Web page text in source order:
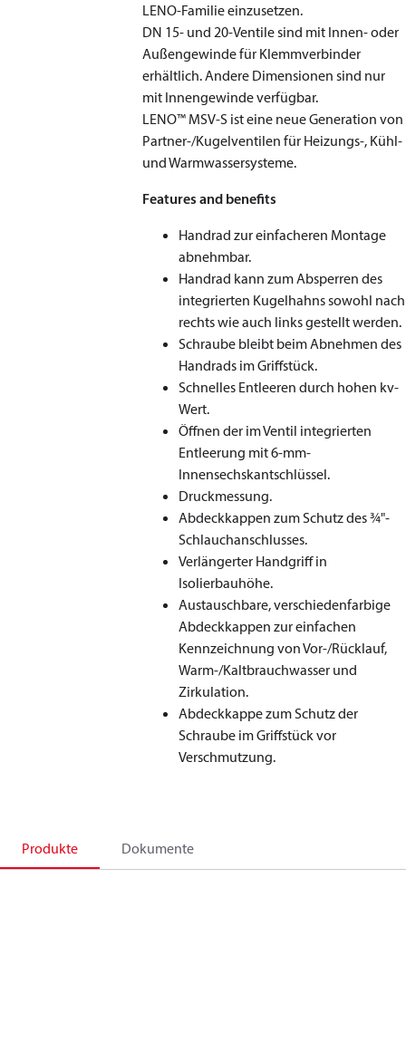
LENO-Familie einzusetzen.
DN 15- und 20-Ventile sind mit Innen- oder
Außengewinde für Klemmverbinder
erhältlich. Andere Dimensionen sind nur
mit Innengewinde verfügbar.
LENO™ MSV-S ist eine neue Generation von
Partner-/Kugelventilen für Heizungs-, Kühl-
und Warmwassersysteme.
Features and benefits
Handrad zur einfacheren Montage
abnehmbar.
Handrad kann zum Absperren des
integrierten Kugelhahns sowohl nach
rechts wie auch links gestellt werden.
Schraube bleibt beim Abnehmen des
Handrads im Griffstück.
Schnelles Entleeren durch hohen kv-
Wert.
Öffnen der im Ventil integrierten
Entleerung mit 6-mm-
Innensechskantschlüssel.
Druckmessung.
Abdeckkappen zum Schutz des ¾"-
Schlauchanschlusses.
Verlängerter Handgriff in
Isolierbauhöhe.
Austauschbare, verschiedenfarbige
Abdeckkappen zur einfachen
Kennzeichnung von Vor-/Rücklauf,
Warm-/Kaltbrauchwasser und
Zirkulation.
Abdeckkappe zum Schutz der
Schraube im Griffstück vor
Verschmutzung.
Produkte Dokumente